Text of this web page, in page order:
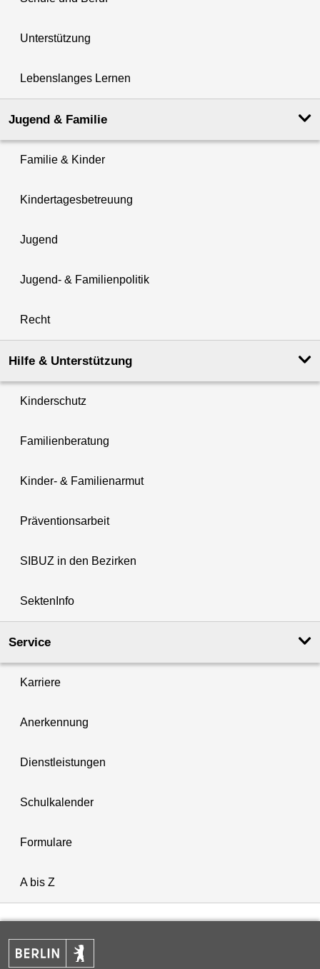
Unterstützung
Lebenslanges Lernen
Jugend & Familie
Familie & Kinder
Kindertagesbetreuung
Jugend
Jugend- & Familienpolitik
Recht
Hilfe & Unterstützung
Kinderschutz
Familienberatung
Kinder- & Familienarmut
Präventionsarbeit
SIBUZ in den Bezirken
SektenInfo
Service
Karriere
Anerkennung
Dienstleistungen
Schulkalender
Formulare
A bis Z